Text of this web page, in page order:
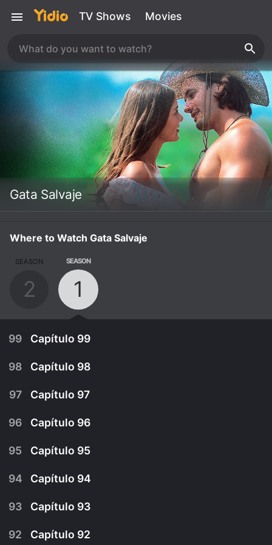
TV Shows Movies
Gata Salvaje
Where to Watch Gata Salvaje
SEASON
2
SEASON
1
99 Capítulo 99
April 11th, 2011
Patricio despoja a Doña Cruz de sus propiedades
98 Capítulo 98
97 Capítulo 97
96 Capítulo 96
95 Capítulo 95
94 Capítulo 94
93 Capítulo 93
92 Capítulo 92